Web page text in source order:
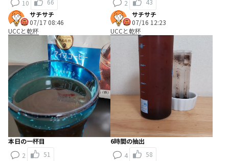
10 66 2
43
サチサチ
07/17 08:46
UCCと乾杯
本日の一杯目
2
51
サチサチ
07/16 12:23
UCCと乾杯
6時間の抽出
4
58